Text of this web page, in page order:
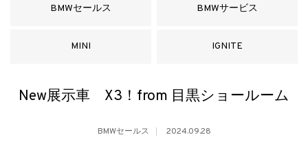
BMWセールス BMWサービス
MINI IGNITE
New展示車 X3！from 目黒ショールーム
BMWセールス 2024.09.28